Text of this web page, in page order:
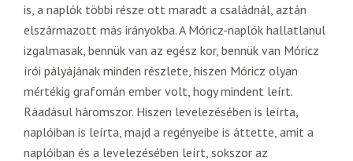
is, a naplók többi része ott maradt a családnál, aztán
elszármazott más irányokba. A Móricz-naplók hallatlanul
izgalmasak, bennük van az egész kor, bennük van Móricz
írói pályájának minden részlete, hiszen Móricz olyan
mértékig grafomán ember volt, hogy mindent leírt.
Ráadásul háromszor. Hiszen levelezésében is leírta,
naplóiban is leírta, majd a regényeibe is áttette, amit a
naplóiban és a levelezésében leírt, sokszor az